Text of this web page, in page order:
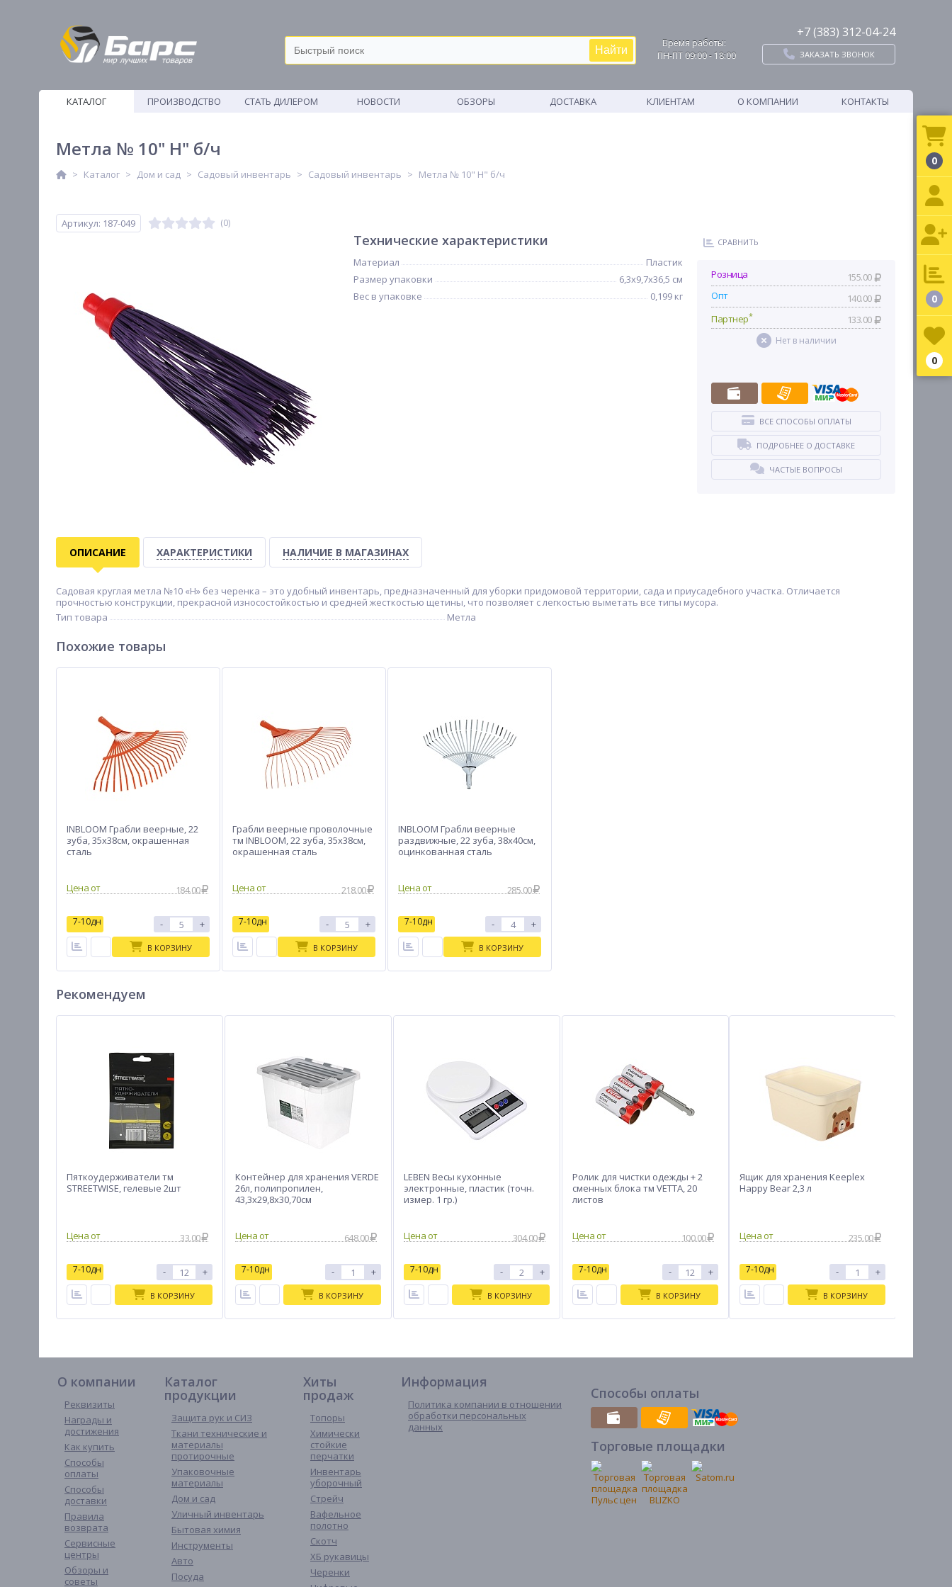
Найти
Время работы:
ПН-ПТ 09:00 - 18:00
+7 (383) 312-04-24
ЗАКАЗАТЬ ЗВОНОК
КАТАЛОГ
ПРОИЗВОДСТВО
СТАТЬ ДИЛЕРОМ НОВОСТИ ОБЗОРЫ ДОСТАВКА КЛИЕНТАМ О КОМПАНИИ КОНТАКТЫ
Метла № 10" Н" б/ч
Каталог Дом и сад Садовый инвентарь Садовый инвентарь Метла № 10" Н" б/ч
Артикул: 187-049 (0)
Технические характеристики
Материал
Пластик
Размер упаковки
6,3х9,7х36,5 см
Вес в упаковке
0,199 кг
СРАВНИТЬ
Розница
155.00
Опт
140.00
Партнер* 133.00
Нет в наличии
ВСЕ СПОСОБЫ ОПЛАТЫ
ПОДРОБНЕЕ О ДОСТАВКЕ
ЧАСТЫЕ ВОПРОСЫ
ОПИСАНИЕ ХАРАКТЕРИСТИКИ НАЛИЧИЕ В МАГАЗИНАХ
Садовая круглая метла №10 «Н» без черенка – это удобный инвентарь, предназначенный для уборки придомовой территории, сада и приусадебного участка. Отличается
прочностью конструкции, прекрасной износостойкостью и средней жесткостью щетины, что позволяет с легкостью выметать все типы мусора.
Тип товара
Метла
Похожие товары
INBLOOM Грабли веерные, 22
зуба, 35х38см, окрашенная
сталь
Цена от 184.00
7-10дн - +
В КОРЗИНУ
Грабли веерные проволочные
тм INBLOOM, 22 зуба, 35х38см,
окрашенная сталь
Цена от 218.00
7-10дн - +
В КОРЗИНУ
INBLOOM Грабли веерные
раздвижные, 22 зуба, 38x40см,
оцинкованная сталь
Цена от 285.00
7-10дн - +
В КОРЗИНУ
Рекомендуем
Пяткоудерживатели тм
STREETWISE, гелевые 2шт
33.00
7-10дн - +
В КОРЗИНУ
Контейнер для хранения VERDE
26л, полипропилен,
43,3x29,8x30,70см
648.00
7-10дн - +
В КОРЗИНУ
LEBEN Весы кухонные
электронные, пластик (точн.
измер. 1 гр.)
304.00
7-10дн - +
В КОРЗИНУ
Ролик для чистки одежды + 2
сменных блока тм VETTA, 20
листов
100.00
7-10дн - +
В КОРЗИНУ
Ящик для хранения Keeplex
Happy Bear 2,3 л
235.00
7-10дн - +
В КОРЗИНУ
О компании
Реквизиты
Награды и
достижения
Как купить
Способы
оплаты
Способы
доставки
Правила
возврата
Сервисные
центры
Обзоры и
советы
Каталог
продукции
Защита рук и СИЗ
Ткани технические и
материалы
протирочные
Упаковочные
материалы
Дом и сад
Уличный инвентарь
Бытовая химия
Инструменты
Авто
Посуда
Хиты
продаж
Топоры
Химически
стойкие
перчатки
Инвентарь
уборочный
Стрейч
Вафельное
полотно
Скотч
ХБ рукавицы
Черенки
Информация
Политика компании в отношении
обработки персональных
данных
Способы оплаты
Торговые площадки
0
0
0